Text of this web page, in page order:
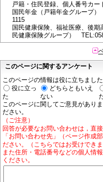
戸籍・住民登録、個人番号カー
国民年金（戸籍年金グループ
1115
国民健康保険、福祉医療、後期
民健康保険グループ）
このページに関するアンケート
このページの情報は役に立ちまし
役に立っ
た
どちらともいえ
ない
このページに関してご意見があり
ださい。
（ご注意）
回答が必要なお問い合わせは，直
「お問い合わせ先」（ページ作成
ださい。（こちらではお受けできま
また住所・電話番号などの個人情
ください。